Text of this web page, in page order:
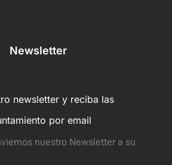
Newsletter
newsletter y reciba las
por email
nuestro Newsletter a su